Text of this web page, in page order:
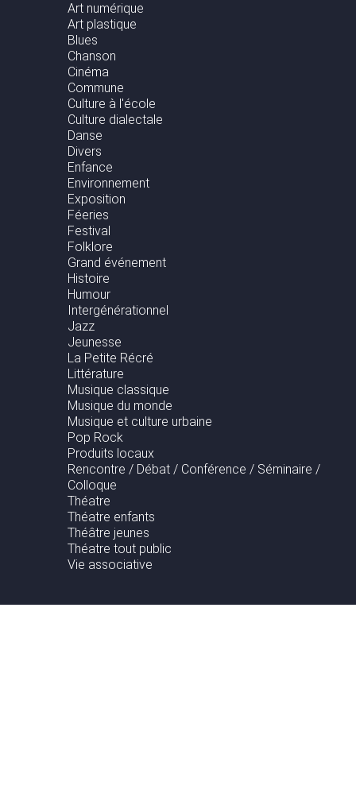
Art numérique
Art plastique
Blues
Chanson
Cinéma
Commune
Culture à l'école
Culture dialectale
Danse
Divers
Enfance
Environnement
Exposition
Féeries
Festival
Folklore
Grand événement
Histoire
Humour
Intergénérationnel
Jazz
Jeunesse
La Petite Récré
Littérature
Musique classique
Musique du monde
Musique et culture urbaine
Pop Rock
Produits locaux
Rencontre / Débat / Conférence / Séminaire /
Colloque
Théatre
Théatre enfants
Théâtre jeunes
Théatre tout public
Vie associative